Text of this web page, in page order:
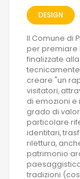
DESIGN
Il Comune di
per premiare
finalizzate
creare "un
visitatori,
di emozioni e
grado di
particolare
identitari,
rilettura,
patrimonio
tradizioni